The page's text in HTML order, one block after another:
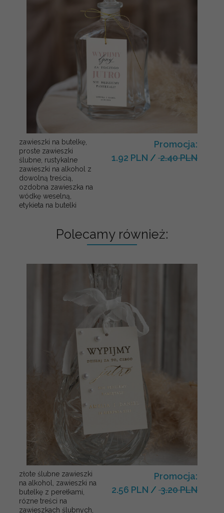
zawieszki na butelkę,
proste zawieszki
ślubne, rustykalne
zawieszki na alkohol z
dowolną treścią,
ozdobna zawieszka na
wódkę weselną,
etykieta na butelki
Promocja:
1.92 PLN / 2.40 PLN
Polecamy również:
złote ślubne zawieszki
na alkohol, zawieszki na
butelkę z perełkami,
rózne treści na
zawieszkach ślubnych,
Promocja:
2.56 PLN / 3.20 PLN